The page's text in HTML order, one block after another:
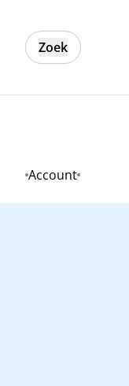
Zoek
Home
Account